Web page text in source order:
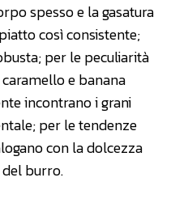
spesso e la gasatura
così consistente;
per le peculiarità
e banana
incontrano i grani
per le tendenze
con la dolcezza
burro.